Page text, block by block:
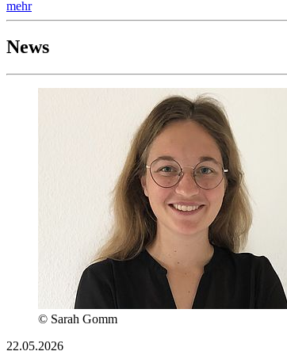
mehr
News
© Sarah Gomm
22.05.2026